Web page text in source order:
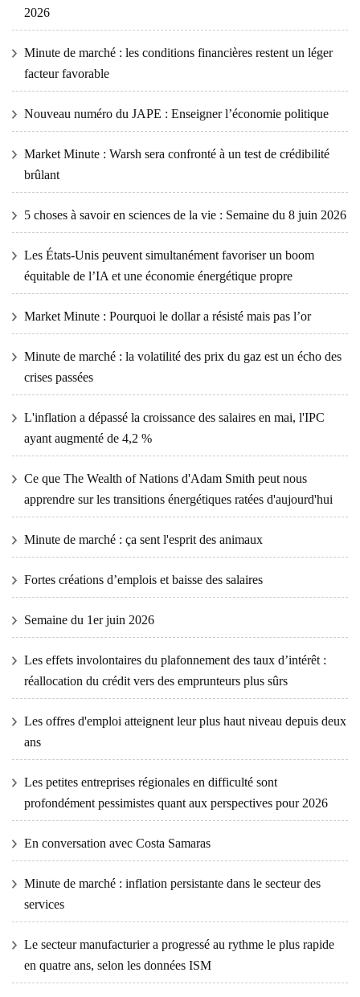
2026
Minute de marché : les conditions financières restent un léger
facteur favorable
Nouveau numéro du JAPE : Enseigner l’économie politique
Market Minute : Warsh sera confronté à un test de crédibilité
brûlant
5 choses à savoir en sciences de la vie : Semaine du 8 juin 2026
Les États-Unis peuvent simultanément favoriser un boom
équitable de l’IA et une économie énergétique propre
Market Minute : Pourquoi le dollar a résisté mais pas l’or
Minute de marché : la volatilité des prix du gaz est un écho des
crises passées
L'inflation a dépassé la croissance des salaires en mai, l'IPC
ayant augmenté de 4,2 %
Ce que The Wealth of Nations d'Adam Smith peut nous
apprendre sur les transitions énergétiques ratées d'aujourd'hui
Minute de marché : ça sent l'esprit des animaux
Fortes créations d’emplois et baisse des salaires
Semaine du 1er juin 2026
Les effets involontaires du plafonnement des taux d’intérêt :
réallocation du crédit vers des emprunteurs plus sûrs
Les offres d'emploi atteignent leur plus haut niveau depuis deux
ans
Les petites entreprises régionales en difficulté sont
profondément pessimistes quant aux perspectives pour 2026
En conversation avec Costa Samaras
Minute de marché : inflation persistante dans le secteur des
services
Le secteur manufacturier a progressé au rythme le plus rapide
en quatre ans, selon les données ISM